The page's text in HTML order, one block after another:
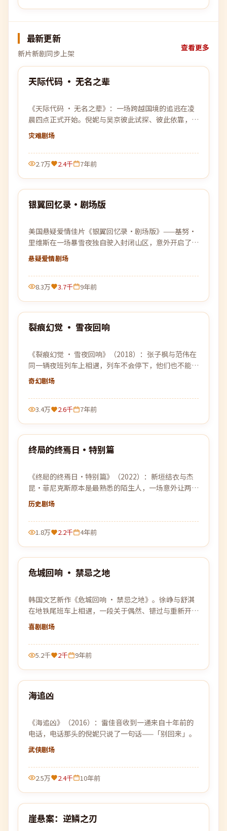
最新更新
新片新剧同步上架
查看更多
最新
94:23
天际代码 · 无名之辈
《天际代码 · 无名之辈》：一场跨越国境的追逃在凌
晨四点正式开始。倪妮与吴京彼此试探、彼此依靠，在
没有退路的旅程上各自交出底牌。
灾难剧场
2.7万 2.4千 7年前
最新
银翼回忆录·剧场版
美国悬疑爱情佳片《银翼回忆录·剧场版》——基努·
里维斯在一场暴雪夜独自驶入封闭山区，意外开启了一
连串无法被解释的事件。
悬疑爱情剧场
8.3万 3.7千 9年前
最新
裂痕幻觉 · 雪夜回响
《裂痕幻觉 · 雪夜回响》（2018）：张子枫与范伟在
同一辆夜班列车上相遇，列车不会停下，他们也不能停
下。
奇幻剧场
3.4万 2.6千 7年前
最新
89:19
终局的终焉日·特别篇
《终局的终焉日·特别篇》（2022）：新垣结衣与杰
昆·菲尼克斯原本是最熟悉的陌生人，一场意外让两人
结伴穿越层层迷雾，去寻找彼此的答案。
历史剧场
1.8万 2.2千 4年前
最新
99:03
危城回响 · 禁忌之地
韩国文艺新作《危城回响 · 禁忌之地》。徐峥与舒淇
在地铁尾班车上相遇，一段关于偶然、错过与重新开始
的故事缓缓展开。
喜剧剧场
5.2千 2千 9年前
最新
99:10
海追凶
《海追凶》（2016）：雷佳音收到一通来自十年前的
电话，电话那头的倪妮只说了一句话——「别回来」。
武侠剧场
2.5万 2.4千 10年前
最新
99:15
崖悬案：逆鳞之刃